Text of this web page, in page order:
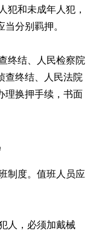
犯和未成年人犯，
分别羁押。
终结、人民检察院
查终结、人民法院
理换押手续，书面
度。值班人员应
人，必须加戴械